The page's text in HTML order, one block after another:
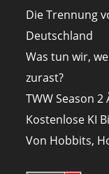
Die Trennung
Deutschland
Was tun wir,
zurast?
TWW Season
Kostenlose KI
Von Hobbits,